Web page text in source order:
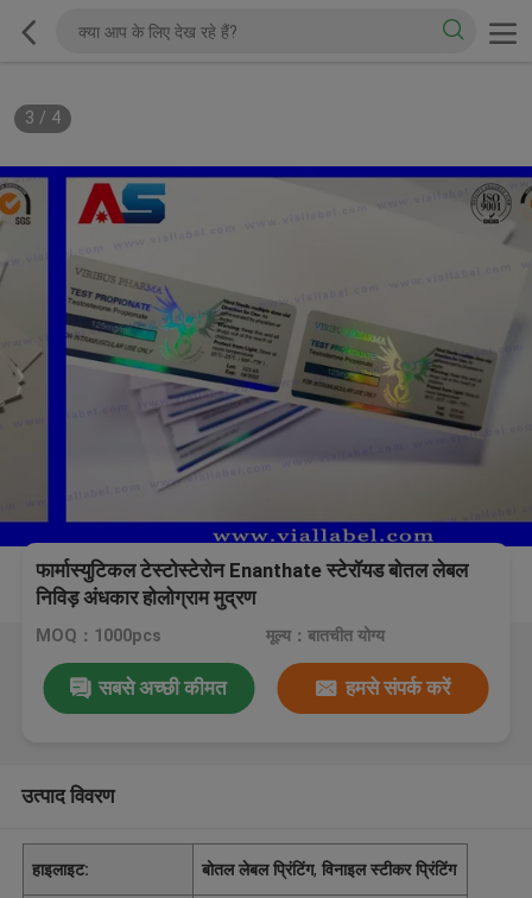
3 / 4
फार्मास्युटिकल टेस्टोस्टेरोन Enanthate स्टेरॉयड बोतल लेबल
निविड़ अंधकार होलोग्राम मुद्रण
MOQ：1000pcs मूल्य：बातचीत योग्य
सबसे अच्छी कीमत हमसे संपर्क करें
उत्पाद विवरण
हाइलाइट: बोतल लेबल प्रिंटिंग,विनाइल स्टीकर प्रिंटिंग